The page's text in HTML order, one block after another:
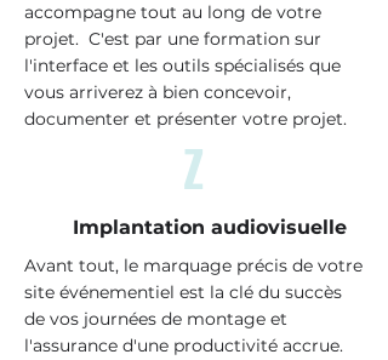
accompagne tout au long de votre
projet. C'est par une formation sur
l'interface et les outils spécialisés que
vous arriverez à bien concevoir,
documenter et présenter votre projet.
Z
Implantation audiovisuelle
Avant tout, le marquage précis de votre
site événementiel est la clé du succès
de vos journées de montage et
l'assurance d'une productivité accrue.